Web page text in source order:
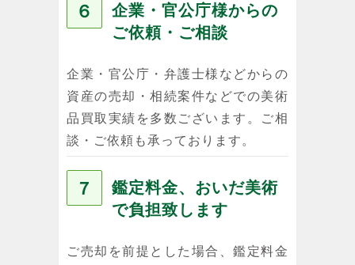
６
企業・官公庁様からの
ご依頼・ご相談
企業・官公庁・弁護士様などからの
資産の売却・相続案件などでの美術
品買取実績を多数ございます。ご相
談・ご依頼も承っております。
７
鑑定料金、おいだ美術
で負担致します
ご売却を前提とした場合、鑑定料金